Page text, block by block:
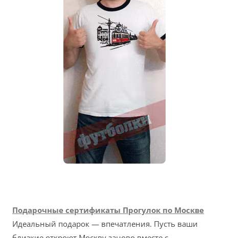
Подарочные сертификаты Прогулок по Москве
Идеальный подарок — впечатления. Пусть ваши